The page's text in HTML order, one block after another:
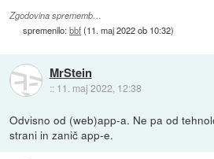
Zgodovina sprememb…
spremenilo:bbf(11. maj 2022 ob 10:32)
MrStein
:: 11. maj 2022, 12:38
Odvisno od (web)app-a. Ne pa od
strani in zanič app-e.